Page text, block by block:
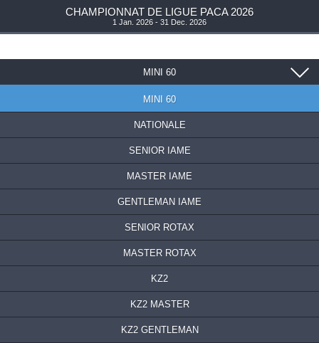
CHAMPIONNAT DE LIGUE PACA 2026
1 Jan. 2026 - 31 Dec. 2026
MINI 60
MINI 60
NATIONALE
SENIOR IAME
MASTER IAME
GENTLEMAN IAME
SENIOR ROTAX
MASTER ROTAX
KZ2
KZ2 MASTER
KZ2 GENTLEMAN